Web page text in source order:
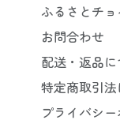
ふるさとチョ
お問合わせ
配送・返品に
特定商取引
プライバシ